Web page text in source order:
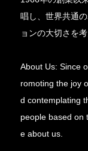
唱し、世界共通
ョンの大切さを
About Us: Since
romoting the joy
d contemplating
people based on
e about us.